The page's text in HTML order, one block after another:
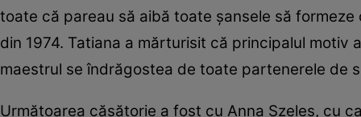
toate că pareau să aibă toate șansele să
din 1974. Tatiana a mărturisit că principalul
maestrul se îndrăgostea de toate partenerele de
Următoarea căsătorie a fost cu Anna Szeles, cu